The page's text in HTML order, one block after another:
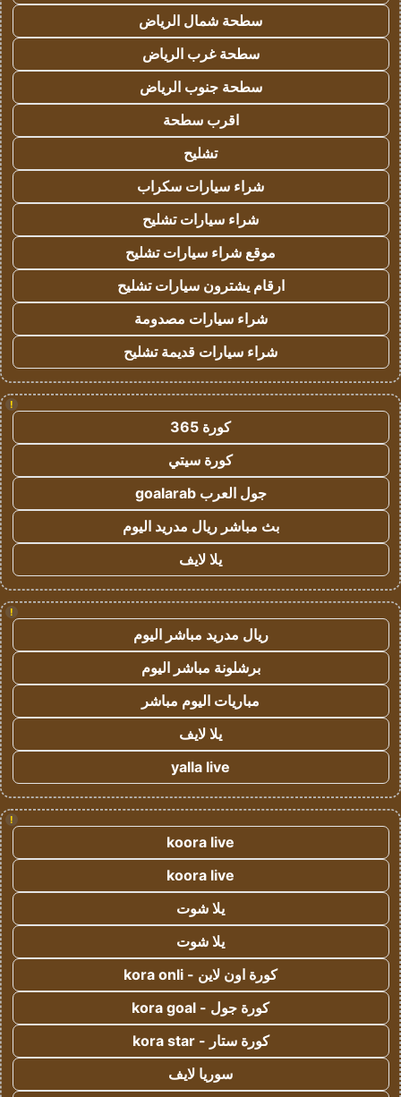
سطحة شمال الرياض
سطحة غرب الرياض
سطحة جنوب الرياض
اقرب سطحة
تشليح
شراء سيارات سكراب
شراء سيارات تشليح
موقع شراء سيارات تشليح
ارقام يشترون سيارات تشليح
شراء سيارات مصدومة
شراء سيارات قديمة تشليح
!
كورة 365
كورة سيتي
جول العرب goalarab
بث مباشر ريال مدريد اليوم
يلا لايف
!
ريال مدريد مباشر اليوم
برشلونة مباشر اليوم
مباريات اليوم مباشر
يلا لايف
yalla live
!
koora live
koora live
يلا شوت
يلا شوت
كورة اون لاين - kora onli
كورة جول - kora goal
كورة ستار - kora star
سوريا لايف